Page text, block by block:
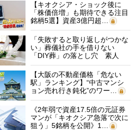
【キオクシア・ショック後に
「株価倍増」も期待できる注目
銘柄5選】資産3億円超…
「失敗すると取り返しがつかな
い」葬儀社の手を借りない
「DIY葬」の落とし穴 素人
に…
【大阪の不動産価格「危ない
駅」ランキング】“中古マンシ
ョン売れ行き鈍化”のワー…
《2年弱で資産17.5倍の元証券
マンが「キオクシア急落で次に
狙う」5銘柄を公開》1…